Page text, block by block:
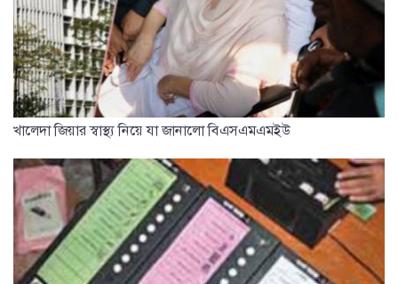
খালেদা জিয়ার স্বাস্থ্য নিয়ে যা জানালো বিএসএমএমইউ